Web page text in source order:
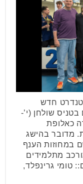
חדש
שולחן (י’-
כאלופת
מדובר בהישג
במחוזות הענף
מתלמידים
טומי גרינפלד,